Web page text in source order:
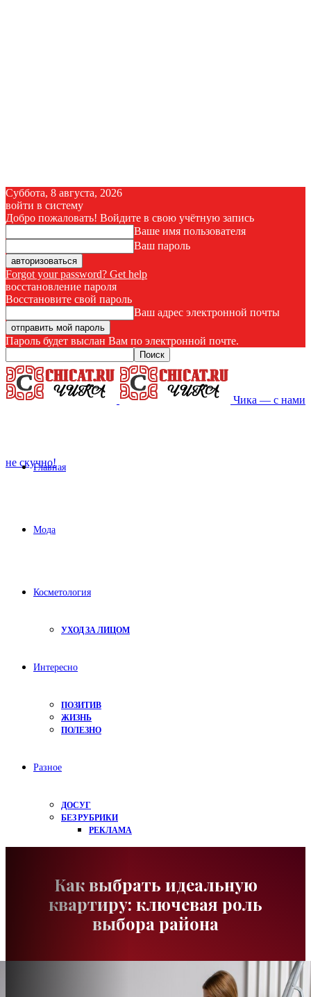
Суббота, 8 августа, 2026
войти в систему
Добро пожаловать! Войдите в свою учётную запись
Ваше имя пользователя
Ваш пароль
Forgot your password? Get help
восстановление пароля
Восстановите свой пароль
Ваш адрес электронной почты
Пароль будет выслан Вам по электронной почте.
Чика — с нами
не скучно!
Главная
Мода
Косметология
УХОД ЗА ЛИЦОМ
Интересно
ПОЗИТИВ
ЖИЗНЬ
ПОЛЕЗНО
Разное
ДОСУГ
БЕЗ РУБРИКИ
РЕКЛАМА
Как выбрать идеальную
квартиру: ключевая роль
выбора района